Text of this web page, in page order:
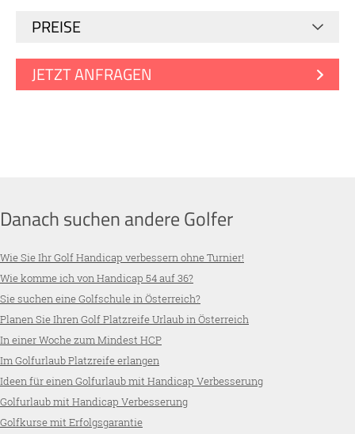
PREISE
JETZT ANFRAGEN
Danach suchen andere Golfer
Wie Sie Ihr Golf Handicap verbessern ohne Turnier!
Wie komme ich von Handicap 54 auf 36?
Sie suchen eine Golfschule in Österreich?
Planen Sie Ihren Golf Platzreife Urlaub in Österreich
In einer Woche zum Mindest HCP
Im Golfurlaub Platzreife erlangen
Ideen für einen Golfurlaub mit Handicap Verbesserung
Golfurlaub mit Handicap Verbesserung
Golfkurse mit Erfolgsgarantie